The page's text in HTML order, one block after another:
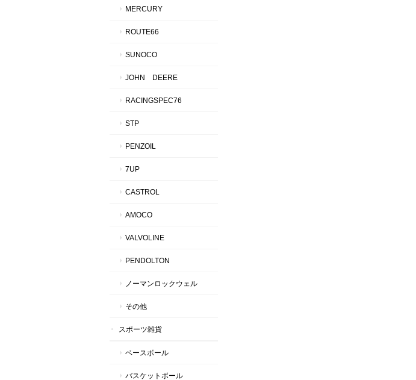
MERCURY
ROUTE66
SUNOCO
JOHN DEERE
RACINGSPEC76
STP
PENZOIL
7UP
CASTROL
AMOCO
VALVOLINE
PENDOLTON
ノーマンロックウェル
その他
スポーツ雑貨
ベースボール
バスケットボール